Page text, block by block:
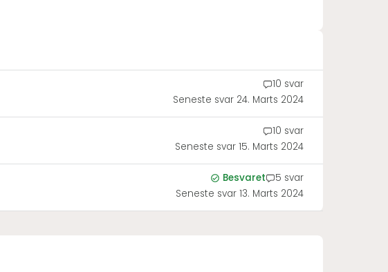
10 svar
Seneste svar 24. Marts 2024
10 svar
Seneste svar 15. Marts 2024
Besvaret
5 svar
Seneste svar 13. Marts 2024